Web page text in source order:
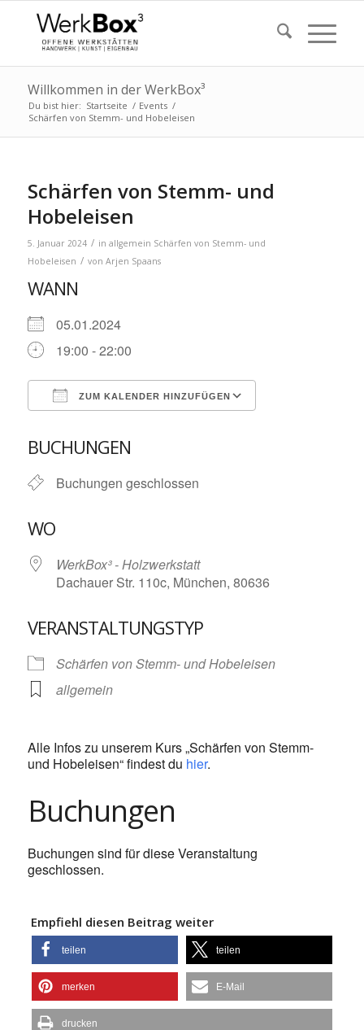
Willkommen in der WerkBox³
Du bist hier: Startseite / Events /
Schärfen von Stemm- und Hobeleisen
Schärfen von Stemm- und
Hobeleisen
5. Januar 2024 / in allgemein Schärfen von Stemm- und
Hobeleisen / von Arjen Spaans
WANN
05.01.2024
19:00 - 22:00
ZUM KALENDER HINZUFÜGEN
BUCHUNGEN
Buchungen geschlossen
WO
WerkBox³ - Holzwerkstatt
Dachauer Str. 110c, München, 80636
VERANSTALTUNGSTYP
Schärfen von Stemm- und Hobeleisen
allgemein
Alle Infos zu unserem Kurs „Schärfen von Stemm-
und Hobeleisen“ findest du hier.
Buchungen
Buchungen sind für diese Veranstaltung
geschlossen.
Empfiehl diesen Beitrag weiter
teilen teilen
merken E-Mail
drucken